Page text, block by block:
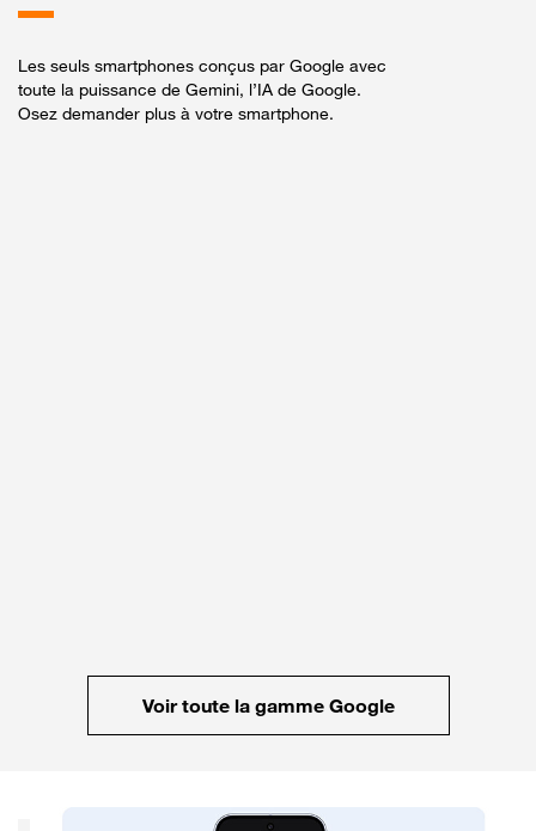
Les seuls smartphones conçus par Google avec
toute la puissance de Gemini, l’IA de Google.
Osez demander plus à votre smartphone.
Voir toute la gamme Google